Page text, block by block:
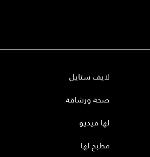
لايف ستايل
صحة ورشاقة
لها فيديو
مطبخ لها